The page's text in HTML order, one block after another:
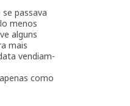
passava
menos
alguns
mais
vendiam-
como